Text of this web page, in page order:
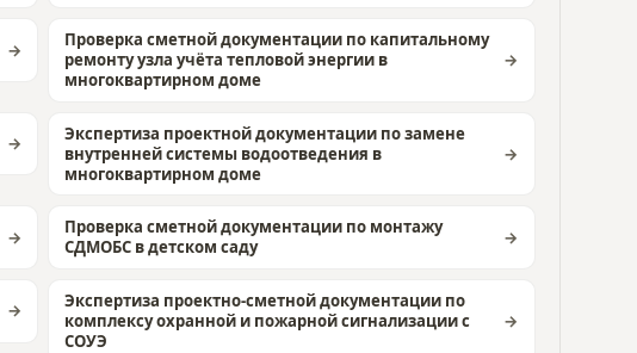
Проверка сметной документации по капитальному
ремонту узла учёта тепловой энергии в
многоквартирном доме
Экспертиза проектной документации по замене
внутренней системы водоотведения в
многоквартирном доме
Проверка сметной документации по монтажу
СДМОБС в детском саду
Экспертиза проектно-сметной документации по
комплексу охранной и пожарной сигнализации с
СОУЭ